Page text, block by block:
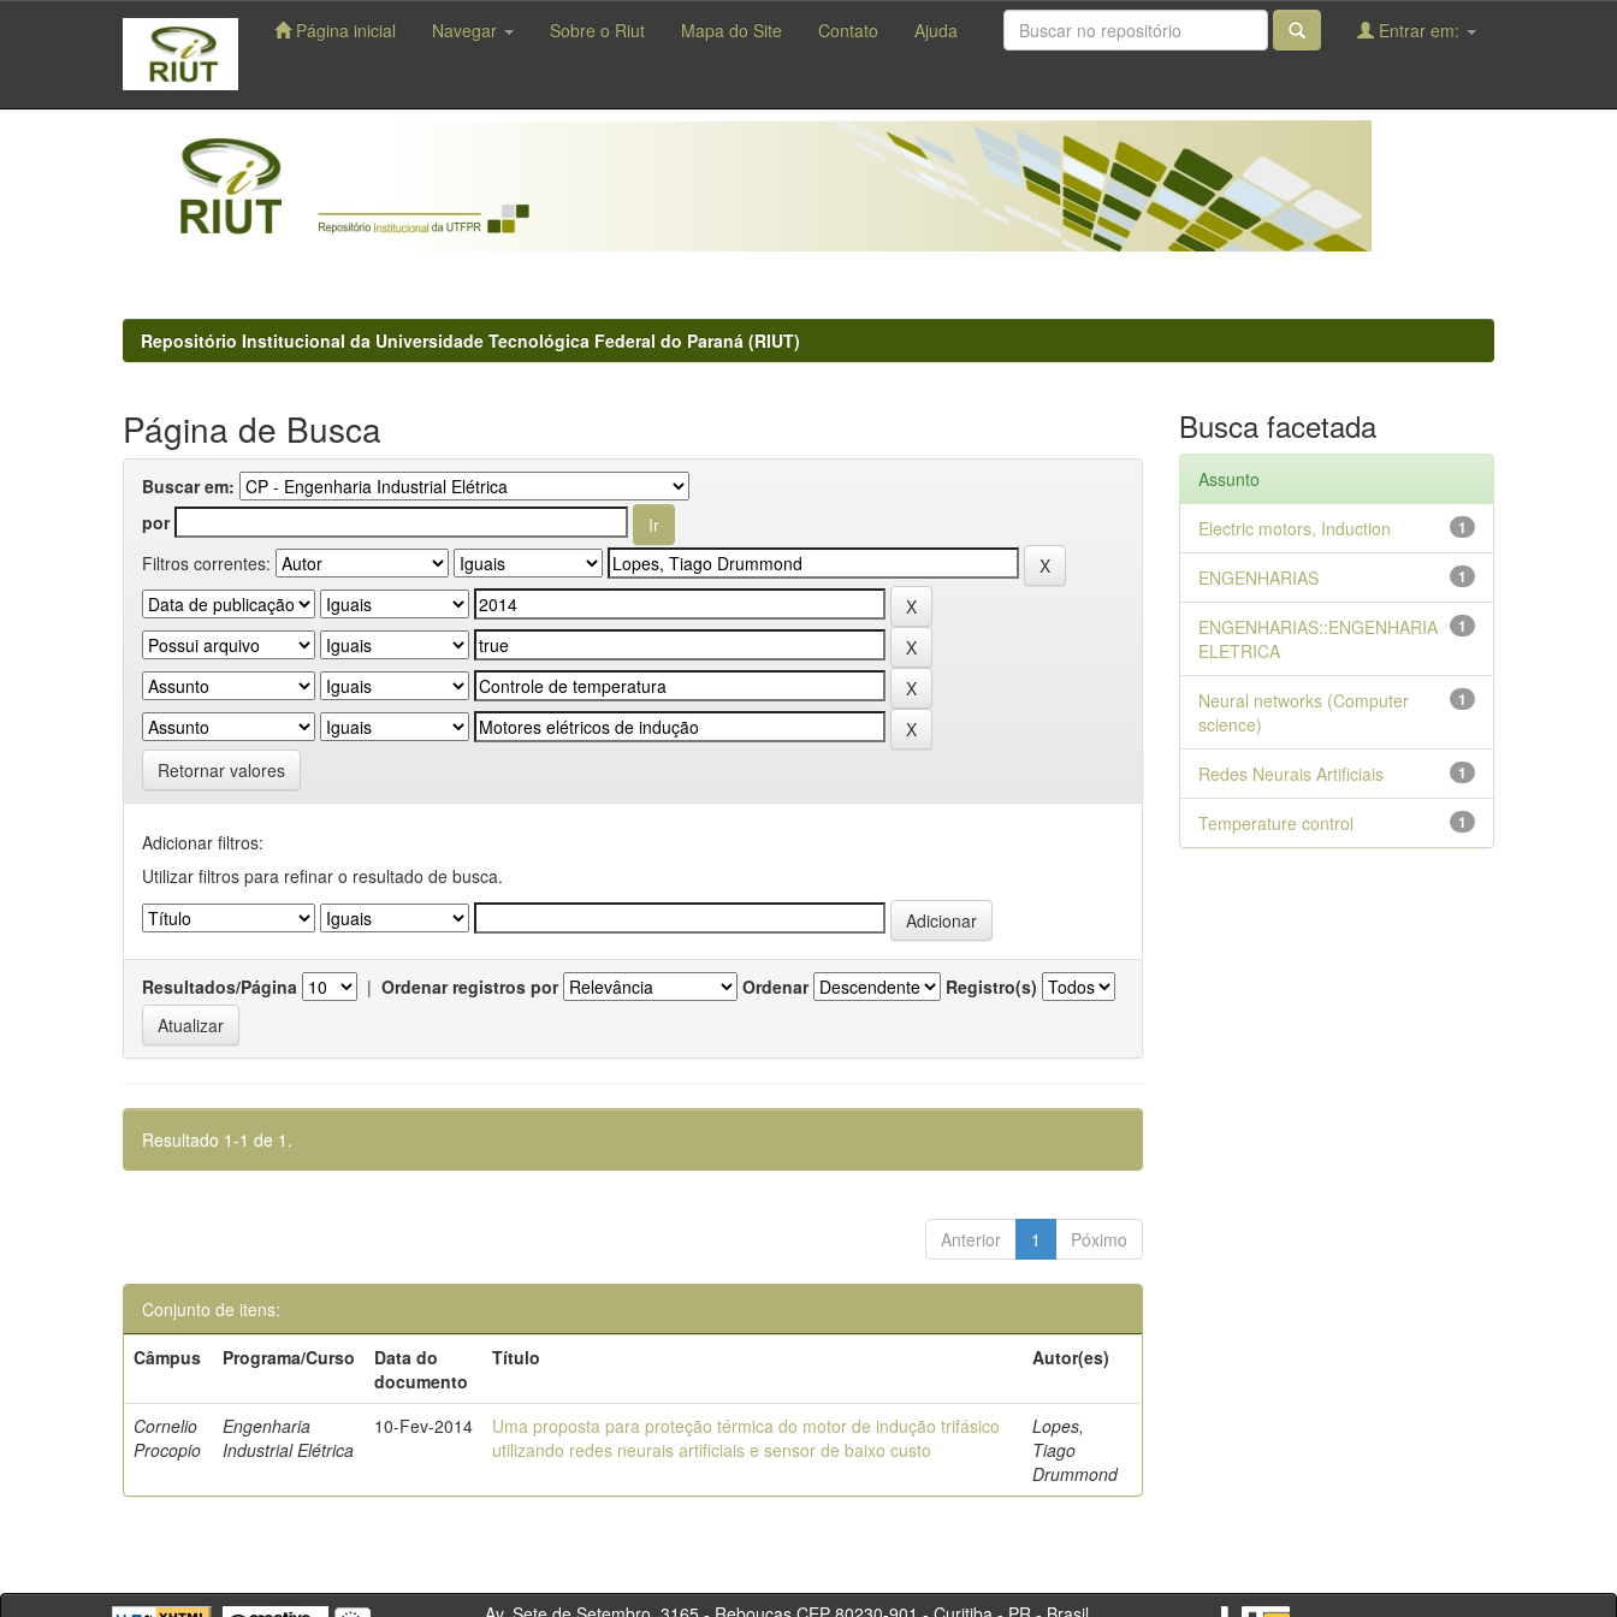
navigation
Página inicial Navegar Sobre o Riut Mapa do Site Contato Ajuda Entrar em:
Repositório Institucional da Universidade Tecnológica Federal do Paraná (RIUT)
Página de Busca
Buscar em:
por
Filtros correntes:
Retornar valores
Adicionar filtros:
Utilizar filtros para refinar o resultado de busca.
Resultados/Página | Ordenar registros por Ordenar Registro(s)
Resultado 1-1 de 1.
Anterior 1 Póximo
Conjunto de itens:
Câmpus
Programa/Curso
Data do
documento
Título Autor(es)
Cornelio
Procopio
Engenharia
Industrial Elétrica
10-Fev-2014
Uma proposta para proteção térmica do motor de indução trifásico
utilizando redes neurais artificiais e sensor de baixo custo
Lopes,
Tiago
Drummond
Busca facetada
Assunto
1
Electric motors, Induction
1
ENGENHARIAS
1
ENGENHARIAS::ENGENHARIA
ELETRICA
1
Neural networks (Computer
science)
1
Redes Neurais Artificiais
1
Temperature control